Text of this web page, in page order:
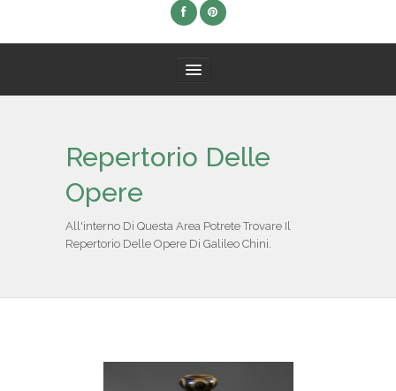
BIOGRAFIA
IL REPERTORIO
COLLABORATORI
PARTNER
Repertorio Delle
Opere
All'interno Di Questa Area Potrete Trovare Il
Repertorio Delle Opere Di Galileo Chini.